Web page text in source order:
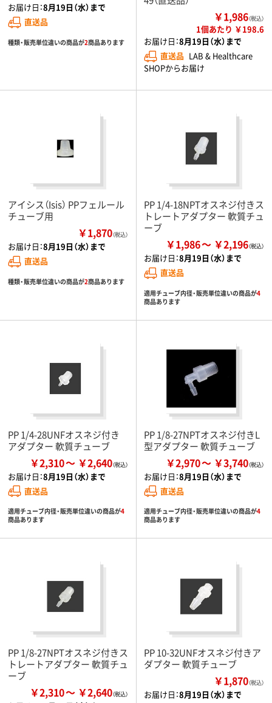
お届け日：8月19日（水）まで
直送品
種類・販売単位違いの商品が2商品あります
￥1,986（税込）
1個あたり ￥198.6
お届け日：8月19日（水）まで
直送品 LAB & Healthcare
SHOPからお届け
アイシス（Isis） PPフェルール
チューブ用
￥1,870（税込）
お届け日：8月19日（水）まで
直送品
種類・販売単位違いの商品が2商品あります
PP 1/4-18NPTオスネジ付きス
トレートアダプター 軟質チュ
ーブ
￥1,986 ￥2,196
お届け日：8月19日（水）まで
直送品
適用チューブ内径・販売単位違いの商品が4
商品あります
PP 1/4-28UNFオスネジ付き
アダプター 軟質チューブ
￥2,310 ￥2,640
お届け日：8月19日（水）まで
直送品
適用チューブ内径・販売単位違いの商品が4
商品あります
PP 1/8-27NPTオスネジ付きL
型アダプター 軟質チューブ
￥2,970 ￥3,740
お届け日：8月19日（水）まで
直送品
適用チューブ内径・販売単位違いの商品が4
商品あります
PP 1/8-27NPTオスネジ付きス
トレートアダプター 軟質チュ
ーブ
￥2,310 ￥2,640
PP 10-32UNFオスネジ付きア
ダプター 軟質チューブ
￥1,870（税込）
お届け日：8月19日（水）まで